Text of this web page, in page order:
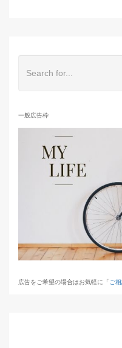
一般広告枠
広告をご希望の場合はお気軽に「ご